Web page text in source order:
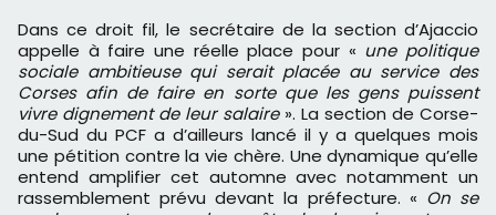
Dans ce droit fil, le secrétaire de la section d’Ajaccio
appelle à faire une réelle place pour « une politique
sociale ambitieuse qui serait placée au service des
Corses afin de faire en sorte que les gens puissent
vivre dignement de leur salaire». La section de Corse-
du-Sud du PCF a d’ailleurs lancé il y a quelques mois
une pétition contre la vie chère. Une dynamique qu’elle
entend amplifier cet automne avec notamment un
rassemblement prévu devant la préfecture. « On se